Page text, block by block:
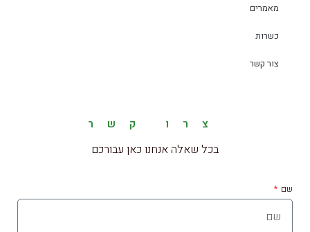
מאמרים
כשרות
צור קשר
צרו קשר
בכל שאלה אנחנו כאן עבורכם
שם